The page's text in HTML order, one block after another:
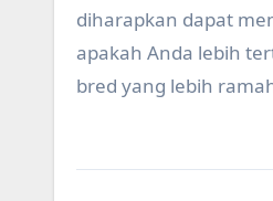
diharapkan dapat
apakah Anda lebih
bred yang lebih